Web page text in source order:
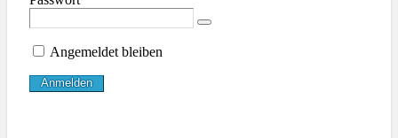
Angemeldet bleiben